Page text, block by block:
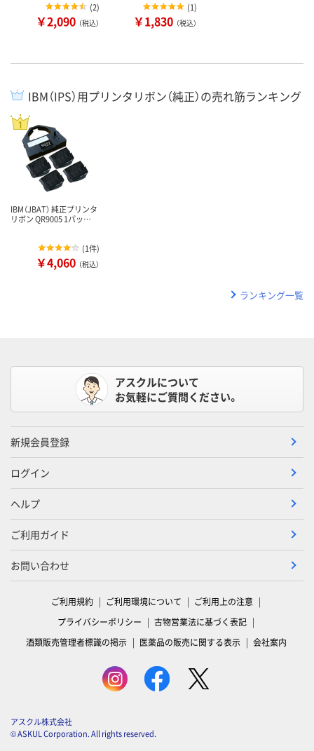
(2)
￥2,090 （税込）
(1)
￥1,830 （税込）
IBM（IPS）用プリンタリボン（純正）の売れ筋ランキング
IBM（JBAT） 純正プリンタ
リボン QR9005 1パッ…
(1件)
￥4,060 （税込）
ランキング一覧
アスクルについて
お気軽にご質問ください。
新規会員登録
ログイン
ヘルプ
ご利用ガイド
お問い合わせ
ご利用規約 ご利用環境について
ご利用上の注意
プライバシーポリシー
古物営業法に基づく表記
酒類販売管理者標識の掲示
医薬品の販売に関する表示 会社案内
アスクル株式会社
© ASKUL Corporation. All rights reserved.